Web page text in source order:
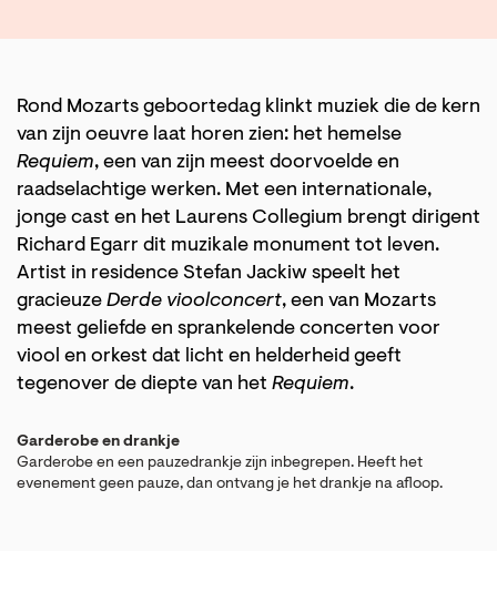
Rond Mozarts geboortedag klinkt muziek die de kern
van zijn oeuvre laat horen zien: het hemelse
Requiem, een van zijn meest doorvoelde en
raadselachtige werken. Met een internationale,
jonge cast en het Laurens Collegium brengt dirigent
Richard Egarr dit muzikale monument tot leven.
Artist in residence Stefan Jackiw speelt het
gracieuze Derde vioolconcert, een van Mozarts
meest geliefde en sprankelende concerten voor
viool en orkest dat licht en helderheid geeft
tegenover de diepte van het Requiem.
Garderobe en drankje
Garderobe en een pauzedrankje zijn inbegrepen. Heeft het
evenement geen pauze, dan ontvang je het drankje na afloop.